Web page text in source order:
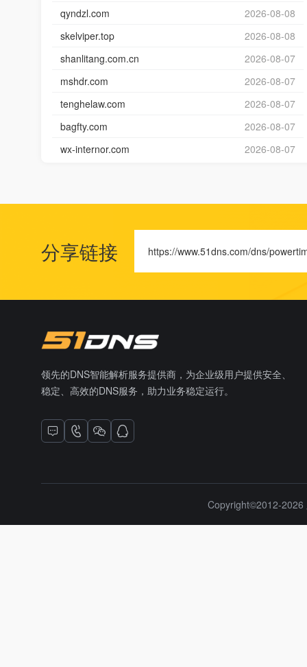
qyndzl.com
2026-08-08
skelviper.top
2026-08-08
shanlitang.com.cn
2026-08-07
mshdr.com
2026-08-07
tenghelaw.com
2026-08-07
bagfty.com
2026-08-07
wx-internor.com
2026-08-07
分享链接 https://www.51dns.com/dns/
领先的DNS智能解析服务提供商，为企业级用户提供安全、
稳定、高效的DNS服务，助力业务稳定运行。
Copyright©2012-2026